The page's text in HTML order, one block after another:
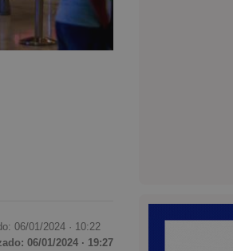
06/01/2024 · 10:22
06/01/2024 · 19:27